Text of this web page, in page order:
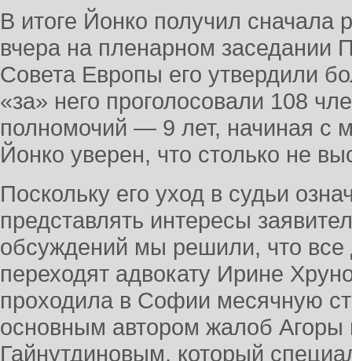
В итоге Йонко получил сначала
вчера на пленарном заседании
Совета Европы его утвердили
«за» него проголосовали 108
полномочий — 9 лет, начиная с
Йонко уверен, что столько не
Поскольку его уход в судьи
представлять интересы
обсуждений мы решили, что все
переходят адвокату Ирине
проходила в Софии месячную
основным автором жалоб
Гайнутдиновым, который